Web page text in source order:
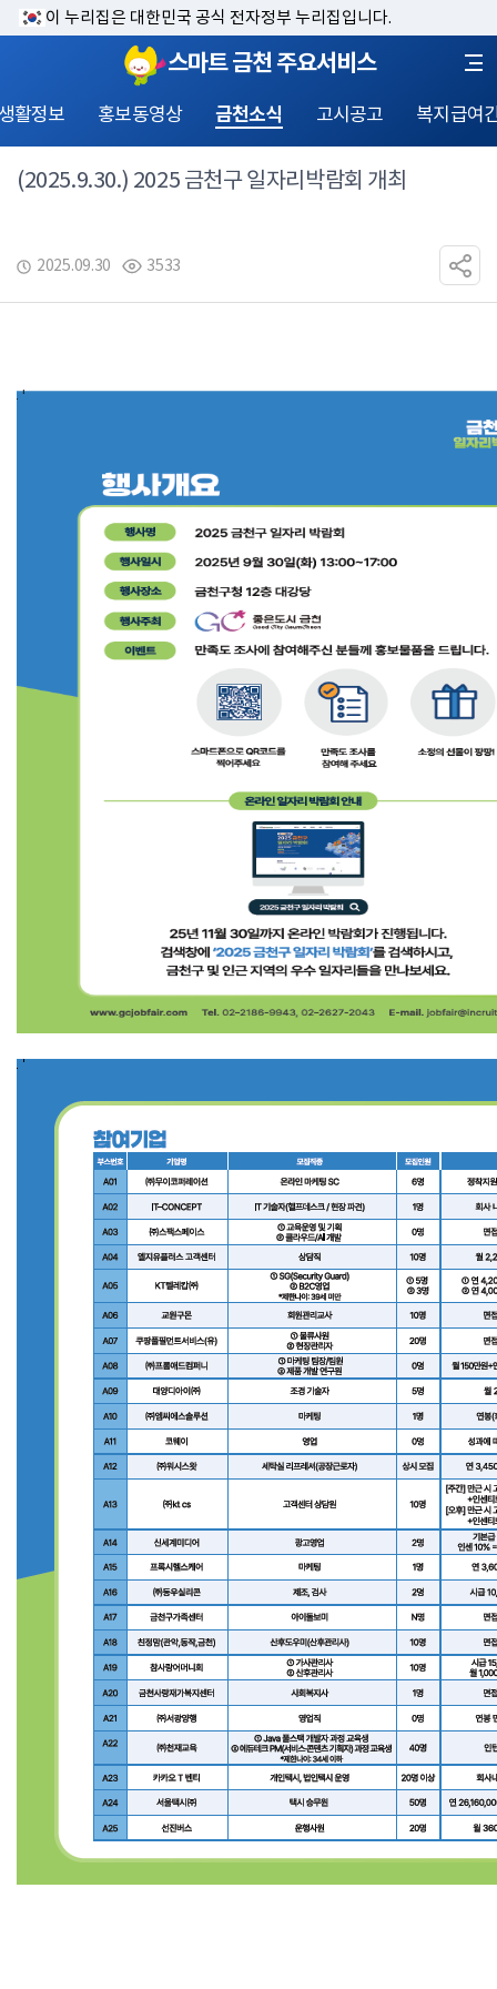
이 누리집은 대한민국 공식 전자정부 누리집입니다.
스마트 금천 주요서비스
활정보 홍보동영상 금천소식 고시공고 복지급여
(2025.9.30.) 2025 금천구 일자리박람회 개최
2025.09.30 3533